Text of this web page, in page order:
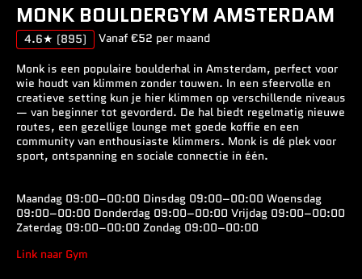
MONK BOULDERGYM AMSTERDAM
4.6★ (895)
Vanaf €52 per maand
Monk is een populaire boulderhal in Amsterdam, perfect voor
wie houdt van klimmen zonder touwen. In een sfeervolle en
creatieve setting kun je hier klimmen op verschillende niveaus
— van beginner tot gevorderd. De hal biedt regelmatig nieuwe
routes, een gezellige lounge met goede koffie en een
community van enthousiaste klimmers. Monk is dé plek voor
sport, ontspanning en sociale connectie in één.
Maandag 09:00–00:00 Dinsdag 09:00–00:00 Woensdag
09:00–00:00 Donderdag 09:00–00:00 Vrijdag 09:00–00:00
Zaterdag 09:00–00:00 Zondag 09:00–00:00
Link naar Gym